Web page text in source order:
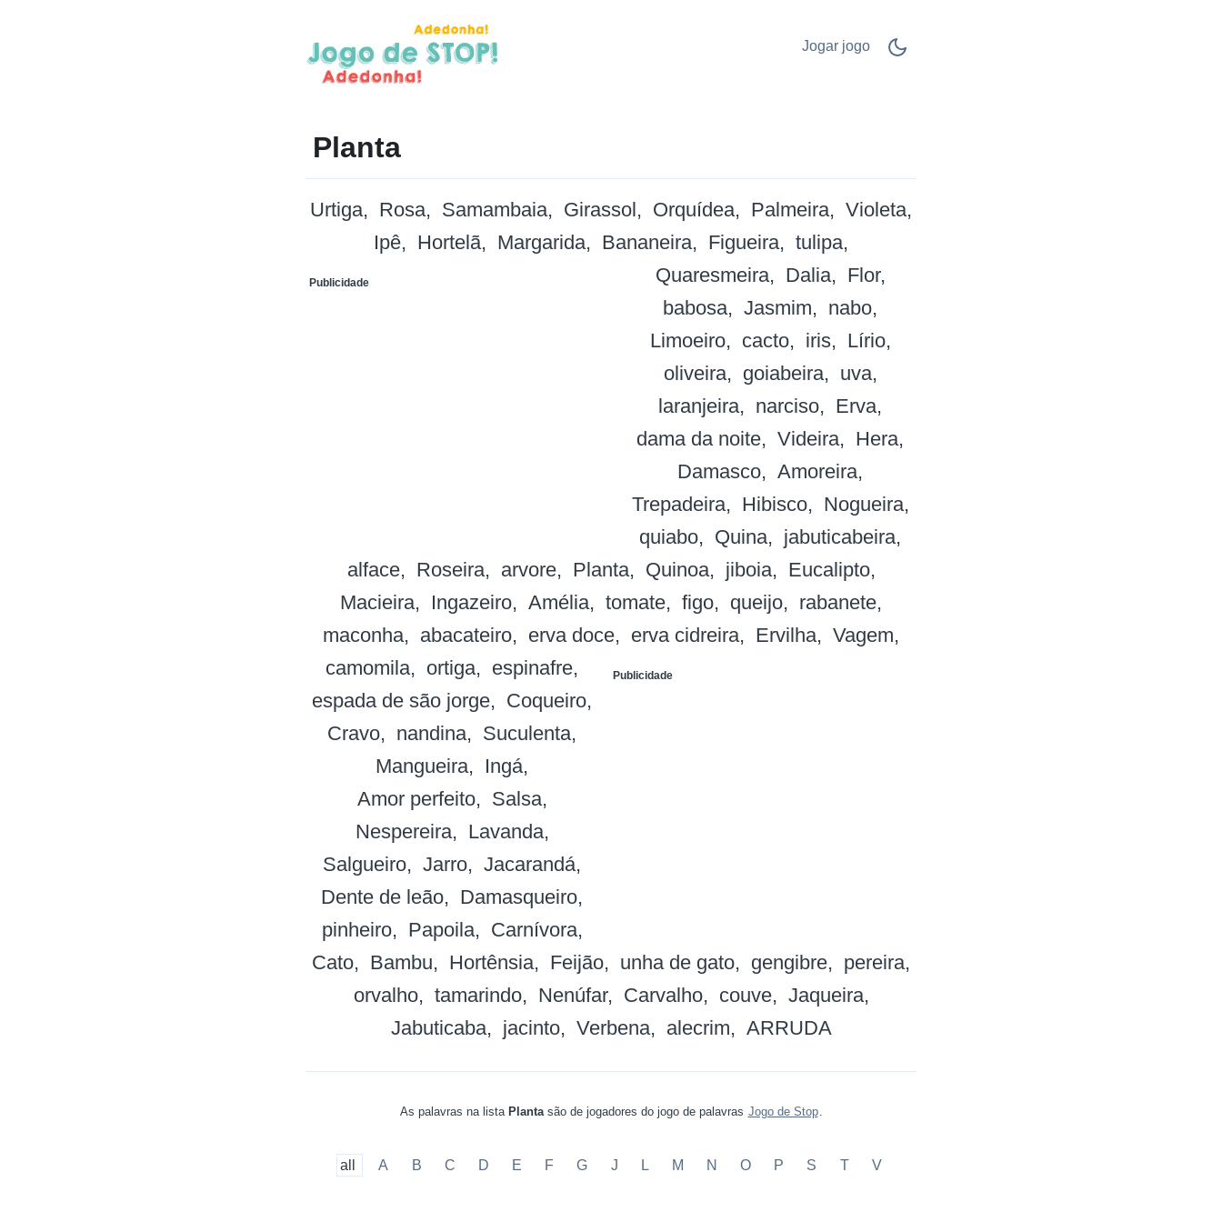
Jogar jogo
Planta
Urtiga Rosa Samambaia Girassol Orquídea Palmeira
Violeta
Ipê
Hortelã Margarida Bananeira Figueira
tulipa
Quaresmeira
Dalia
Publicidade
Flor
babosa
Jasmim
nabo
Limoeiro
cacto iris
Lírio
oliveira
goiabeira
uva
laranjeira
narciso
Erva
dama da noite
Videira
Hera
Damasco
Amoreira
Trepadeira
Hibisco
Nogueira
quiabo
Quina
jabuticabeira
alface
Roseira arvore Planta Quinoa jiboia
Eucalipto
Macieira
Ingazeiro Amélia tomate figo queijo
rabanete
maconha
abacateiro erva doce erva cidreira Ervilha Vagem
Publicidade
camomila ortiga
espinafre
espada de são jorge
Coqueiro
Cravo
nandina
Suculenta
Mangueira
Ingá
Amor perfeito
Salsa
Nespereira
Lavanda
Salgueiro
Jarro
Jacarandá
Dente de leão
Damasqueiro
pinheiro
Papoila
Carnívora
Cato
Bambu Hortênsia Feijão unha de gato gengibre
pereira
orvalho
tamarindo Nenúfar Carvalho couve
Jaqueira
Jabuticaba
jacinto Verbena alecrim ARRUDA
As palavras na lista Plantasão de jogadores do jogo de palavras Jogo de Stop.
all A B C D E F G J L M N O P S T V